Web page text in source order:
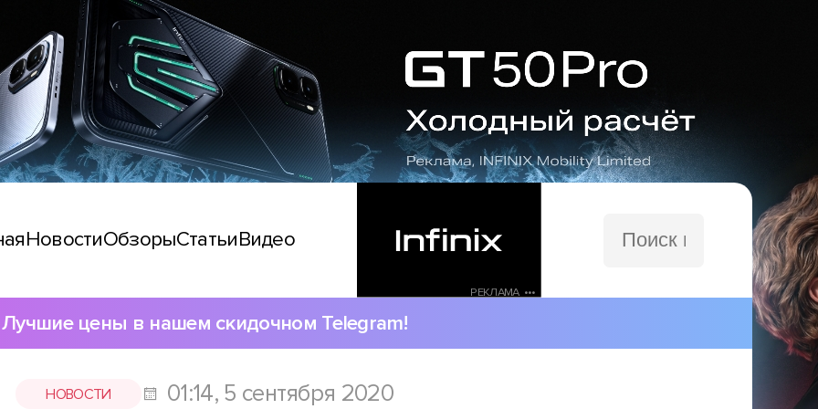
НовостиОбзорыСтатьиВидео
РЕКЛАМА •••
сайту
Лучшие цены в нашем скидочном Telegram!
НОВОСТИ 01:14, 5 сентября 2020